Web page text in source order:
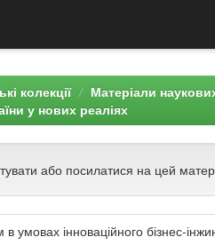
колекції Матеріали
у нових реаліях
або посилатися на цей
умовах інноваційного бізнес-